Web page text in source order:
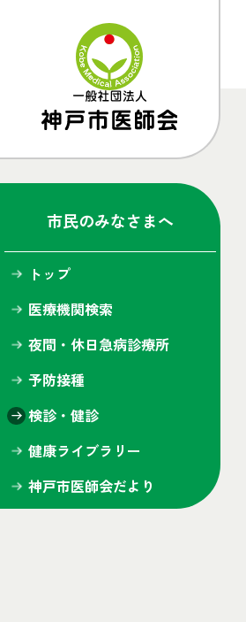
市民のみなさまへ
トップ
医療機関検索
夜間・休日急病診療所
予防接種
検診・健診
健康ライブラリー
神戸市医師会だより